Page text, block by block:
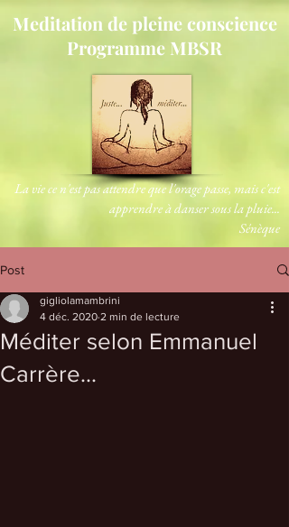
Meditation de pleine conscience
Programme MBSR
La vie ce n'est pas attendre que l'orage passe, mais c'est
apprendre à danser sous la pluie...
Sénèque
Post
Méditer selon Emmanuel
Carrère...
gigliolamambrini
4 déc. 2020 2 min de lecture